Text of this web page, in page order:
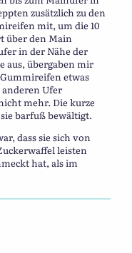
zusätzlich zu den
mit, um die 10
über den Main
in der Nähe der
aus, übergaben mir
etwas
Ufer
mehr. Die kurze
barfuß bewältigt.
dass sie sich von
leisten
hat, als im